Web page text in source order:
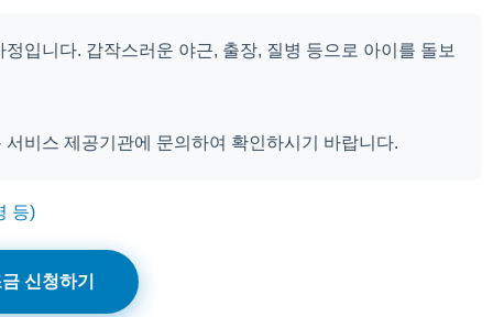
입니다. 갑작스러운 야근, 출장, 질병 등으로 아이를 돌보
비스 제공기관에 문의하여 확인하시기 바랍니다.
등)
신청하기